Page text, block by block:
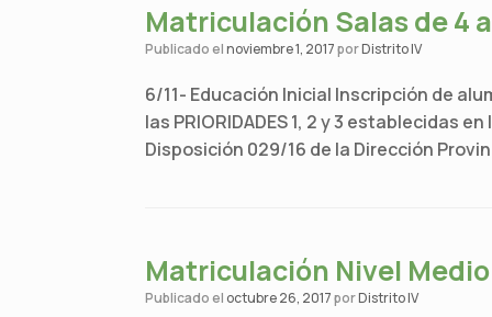
Matriculación Salas de 4
Publicado elnoviembre 1, 2017porDistrito IV
6/11- Educación Inicial Inscripción de
las PRIORIDADES 1, 2 y 3 establecidas
Disposición 029/16 de la Dirección
Matriculación Nivel
Publicado el octubre 26, 2017porDistrito IV